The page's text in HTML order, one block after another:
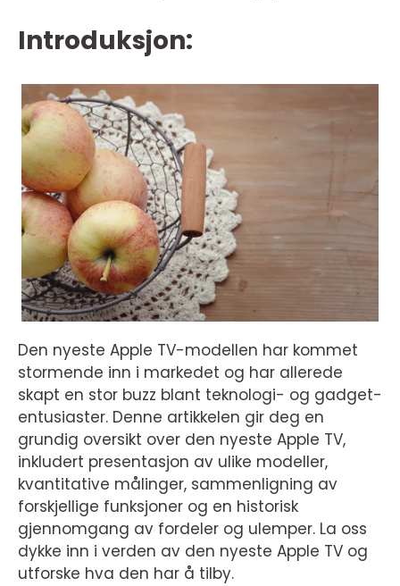
Introduksjon:
Den nyeste Apple TV-modellen har kommet
stormende inn i markedet og har allerede
skapt en stor buzz blant teknologi- og gadget-
entusiaster. Denne artikkelen gir deg en
grundig oversikt over den nyeste Apple TV,
inkludert presentasjon av ulike modeller,
kvantitative målinger, sammenligning av
forskjellige funksjoner og en historisk
gjennomgang av fordeler og ulemper. La oss
dykke inn i verden av den nyeste Apple TV og
utforske hva den har å tilby.